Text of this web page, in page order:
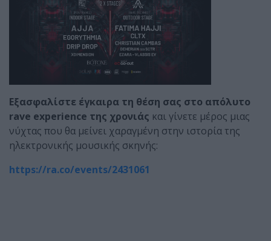
Εξασφαλίστε έγκαιρα τη θέση σας στο απόλυτο
rave experience της χρονιάς και γίνετε μέρος μιας
νύχτας που θα μείνει χαραγμένη στην ιστορία της
ηλεκτρονικής μουσικής σκηνής:
https://ra.co/events/2431061